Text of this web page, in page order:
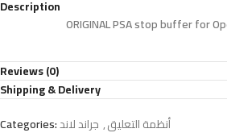
Description
ORIGINAL PSA stop buffer for
Reviews (0)
Shipping & Delivery
Categories:
أنظمة التعليق, جراند لاند